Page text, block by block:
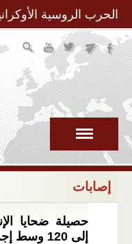
الحرب الروسية
إصابات
حصيلة ضحايا
إلى 120 وسط إجراءات مشددة